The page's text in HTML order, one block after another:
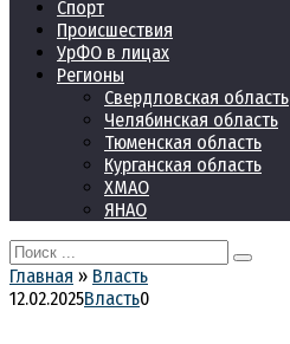
Спорт
Происшествия
УрФО в лицах
Регионы
Свердловская область
Челябинская область
Тюменская область
Курганская область
ХМАО
ЯНАО
Search
for:
Главная » Власть
12.02.2025Власть0